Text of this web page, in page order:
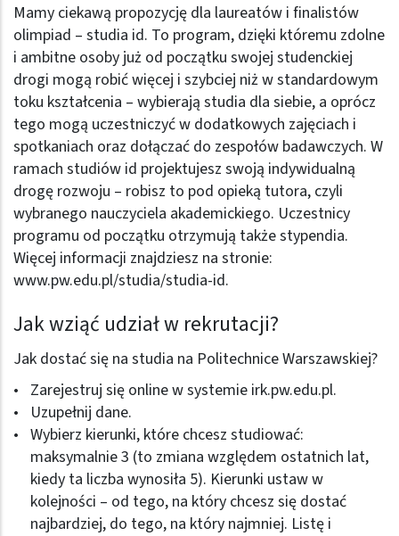
Mamy ciekawą propozycję dla laureatów i finalistów
olimpiad – studia id. To program, dzięki któremu zdolne
i ambitne osoby już od początku swojej studenckiej
drogi mogą robić więcej i szybciej niż w standardowym
toku kształcenia – wybierają studia dla siebie, a oprócz
tego mogą uczestniczyć w dodatkowych zajęciach i
spotkaniach oraz dołączać do zespołów badawczych. W
ramach studiów id projektujesz swoją indywidualną
drogę rozwoju – robisz to pod opieką tutora, czyli
wybranego nauczyciela akademickiego. Uczestnicy
programu od początku otrzymują także stypendia.
Więcej informacji znajdziesz na stronie:
www.pw.edu.pl/studia/studia-id.
Jak wziąć udział w rekrutacji?
Jak dostać się na studia na Politechnice Warszawskiej?
Zarejestruj się online w systemie irk.pw.edu.pl.
Uzupełnij dane.
Wybierz kierunki, które chcesz studiować:
maksymalnie 3 (to zmiana względem ostatnich lat,
kiedy ta liczba wynosiła 5). Kierunki ustaw w
kolejności – od tego, na który chcesz się dostać
najbardziej, do tego, na który najmniej. Listę i